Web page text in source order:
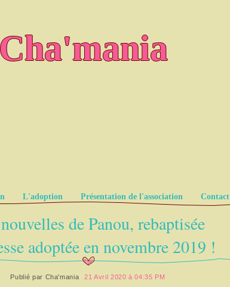
L'adoption Présentation de l'association Contact
de Panou, rebaptisée
adoptée en novembre 2019 !
Publié par Cha'mania 21 Avril 2020 à 04:35 PM